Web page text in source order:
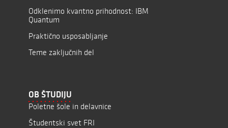
Odklenimo kvantno prihodnost: IBM
Quantum
Praktično usposabljanje
Teme zaključnih del
OB ŠTUDIJU
Poletne šole in delavnice
Študentski svet FRI